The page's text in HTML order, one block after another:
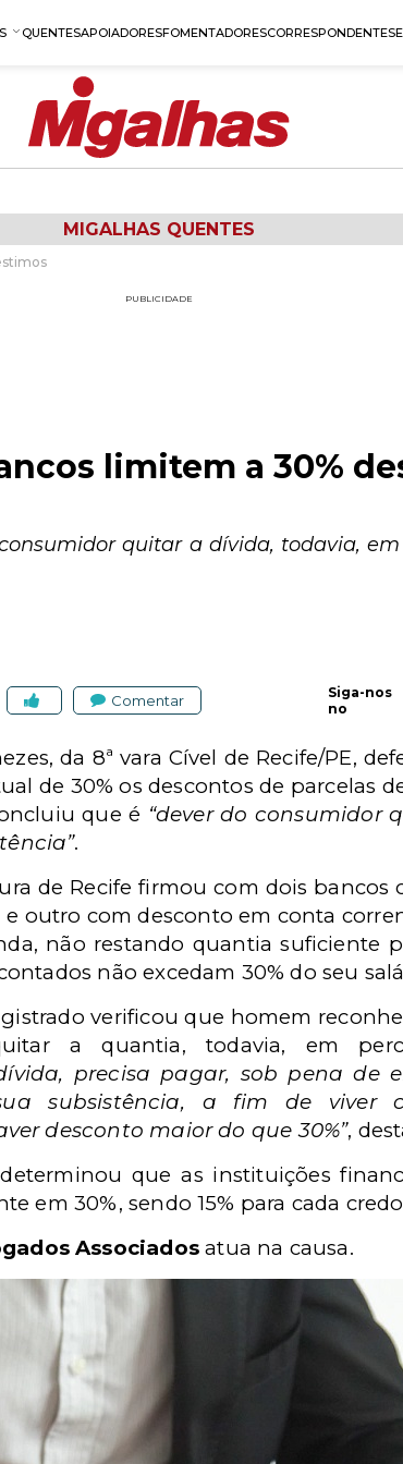
QUENTESAPOIADORESFOMENTADORESCORRESPONDENTES
MIGALHAS QUENTES
PUBLICIDADE
limitem a 30%
quitar a dívida, todavia,
Comentar
Siga-nos
no
da 8ª vara Cível de Recife/PE,
de 30% os descontos de parcelas
que é “dever do consumidor
.
de Recife firmou com dois
e outro com desconto em conta
não restando quantia suficiente
não excedam 30% do seu
verificou que homem
a quantia, todavia, em
precisa pagar, sob pena de
subsistência, a fim de viver
desconto maior do que 30%”,
que as instituições
em 30%, sendo 15% para cada
Associadosatua na causa.